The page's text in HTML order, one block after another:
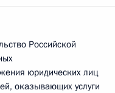
Российской
юридических лиц
оказывающих услуги